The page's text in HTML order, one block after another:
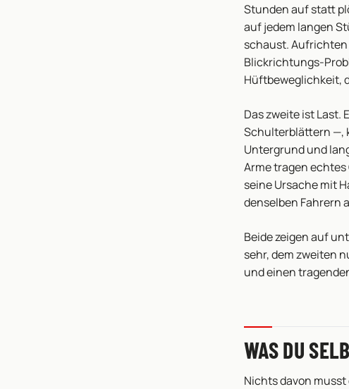
Stunden auf statt
auf jedem langen
schaust. Aufrichten
Blickrichtungs-
Hüftbeweglichkeit,
Das zweite ist Last.
Schulterblättern —,
Untergrund und
Arme tragen
seine Ursache mit
denselben Fahrern
Beide zeigen auf
sehr, dem zweiten
und einen
WAS DU
Nichts davon